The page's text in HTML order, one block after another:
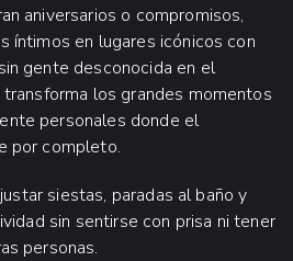
aniversarios o compromisos,
íntimos en lugares icónicos con
gente desconocida en el
transforma los grandes momentos
personales donde el
por completo.
siestas, paradas al baño y
sin sentirse con prisa ni tener
personas.